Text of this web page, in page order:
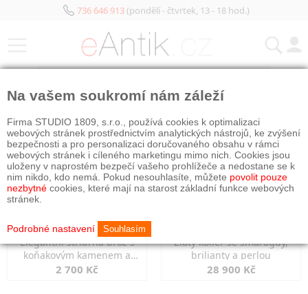
736 646 913(pondělí - čtvrtek, 13 - 18 hod.)
Elegantní stříbrná brož s
koňakovým kamenem a
markazity
2 700 Kč
Zlatý kolier se smaragdy,
brilianty a perlou
28 900 Kč
Na vašem soukromí nám záleží
Firma STUDIO 1809, s.r.o., používá cookies k optimalizaci
webových stránek prostřednictvím analytických nástrojů, ke zvýšení
bezpečnosti a pro personalizaci doručovaného obsahu v rámci
webových stránek i cíleného marketingu mimo nich. Cookies jsou
uloženy v naprostém bezpečí vašeho prohlížeče a nedostane se k
nim nikdo, kdo nemá. Pokud nesouhlasíte, můžete povolit pouze
nezbytné cookies, které mají na starost základní funkce webových
stránek.
Podrobné nastavení Souhlasím